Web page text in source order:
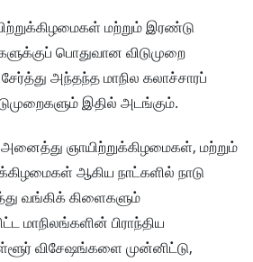
மற்றும் இரண்டு
பொதுவான விடுமுறை
அந்தந்த மாநில கலாச்சாரப்
இதில் அடங்கும்.
ஞாயிற்றுக்கிழமைகள், மற்றும்
ஆகிய நாட்களில் நாடு
வங்கிக் கிளைகளும்
மாநிலங்களின் பிராந்திய
விசேஷங்களை முன்னிட்டு,